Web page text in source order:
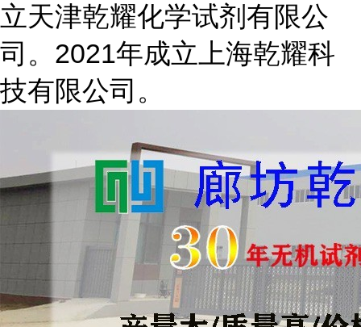
立天津乾耀化学试剂有限公
司。2021年成立上海乾耀科
技有限公司。